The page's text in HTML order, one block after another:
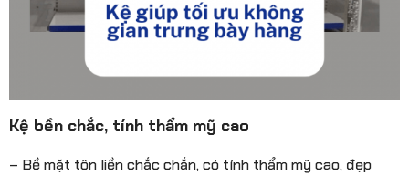
Kệ bền chắc, tính thẩm mỹ cao
– Bề mặt tôn liền chắc chắn, có tính thẩm mỹ cao, đẹp